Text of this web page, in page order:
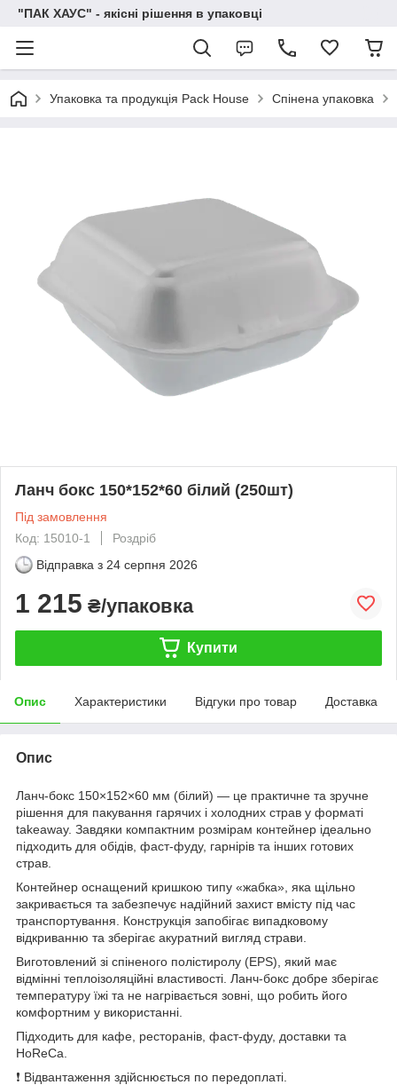
"ПАК ХАУС" - якісні рішення в упаковці
Упаковка та продукція Pack House Спінена упаковка
Ланч бокс 150*152*60 білий (250шт)
Під замовлення
Код: 15010-1
Роздріб
Відправка з 24 серпня 2026
1 215 ₴/упаковка
Купити
Опис Характеристики Відгуки про товар Доставка
Опис
Ланч-бокс 150×152×60 мм (білий) — це практичне та зручне
рішення для пакування гарячих і холодних страв у форматі
takeaway. Завдяки компактним розмірам контейнер ідеально
підходить для обідів, фаст-фуду, гарнірів та інших готових
страв.
Контейнер оснащений кришкою типу «жабка», яка щільно
закривається та забезпечує надійний захист вмісту під час
транспортування. Конструкція запобігає випадковому
відкриванню та зберігає акуратний вигляд страви.
Виготовлений зі спіненого полістиролу (EPS), який має
відмінні теплоізоляційні властивості. Ланч-бокс добре зберігає
температуру їжі та не нагрівається зовні, що робить його
комфортним у використанні.
Підходить для кафе, ресторанів, фаст-фуду, доставки та
HoReCa.
❗ Відвантаження здійснюється по передоплаті.